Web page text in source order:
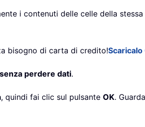
i contenuti delle celle della
bisogno di carta di credito!Scaricalo
perdere dati.
, quindi fai clic sul pulsante OK.